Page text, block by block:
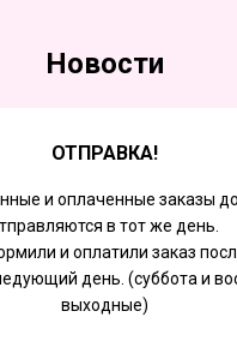
Новости
ОТПРАВКА!
и оплаченные заказы
в тот же день.
и оплатили заказ
день. (суббота и
выходные)